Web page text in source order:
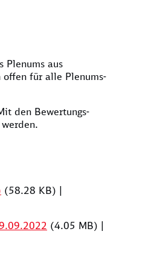
Plenums aus
offen für alle Plenums-
den Bewertungs-
(58.28 KB) |
(4.05 MB) |